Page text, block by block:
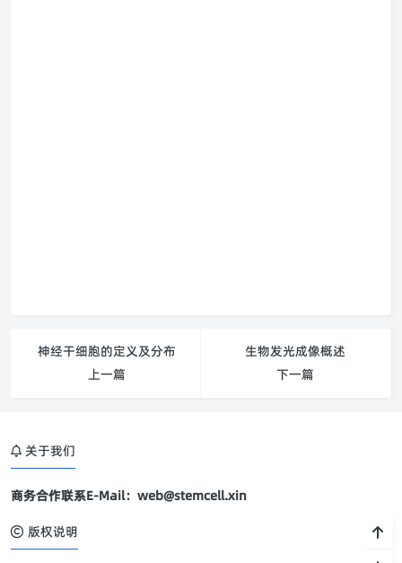
神经干细胞的定义及分布
上一篇
生物发光成像概述
下一篇
关于我们
商务合作联系E-Mail：web@stemcell.xin
版权说明